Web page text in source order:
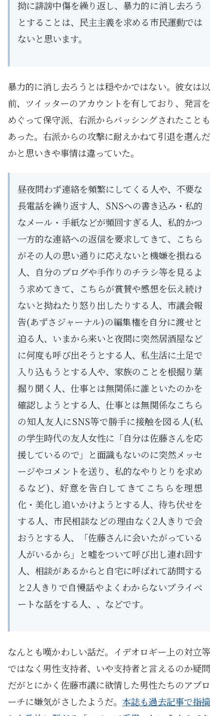
拗に誹謗中傷を繰り返し、暴力的に消し去ろう
とすることは、民主主義を求める市民運動では
ないと思います。
暴力的に消し去ろうとは穏やかではない。彼女は以
前、ツイッターのアカウントを有しており、発言を
めぐって保守派、右派からバッシングされたことも
あった。右派からの攻撃に耐えかねて引退を選んだ
かと思いきや事情は違っていた。
昼夜問わず連絡を頻繁にしてくる人や、不要な
長電話を繰り返す人、SNSへの書き込み・私的
なメール・手紙などが頻回すぎる人、私的かつ
一方的な連絡への返信を要求してきて、こちら
がその人の思い通りに応えないと機嫌を損ねる
人、自分のブログや手作りのチラシ等を見るよ
う求めてきて、こちらが賞賛や感想を伝え続け
ないと拗ねたり怒り出したりする人、市議会報
告(あずさジャーナル)の編集権を自分に渡せと
迫る人、いまから来いと夜間に突然居酒屋など
に何度も呼び出そうとする人、私生活に土足で
入り込もうとする人や、家族のことを根掘り葉
掘り聞く人、仕事とは無関係に誰といたのかを
確認しようとする人、仕事とは無関係なこちら
の知人友人にSNS等で勝手に接触を図る人(私
の学生時代の友人女性に「自分は佐藤さんを応
援しているので」と面識もないのに突然メッセ
ージやコメントを送り、私的なやりとりを求め
るなど)、好意を告白してきてこちらを理想
化・美化し追いかけようとする人、待ち伏せを
する人、市民相談などの理由なく2人きりで会
おうとする人、「佐藤さんに会いたがっている
人がいるから」と嘘をついて呼び出し連れ回す
人、相談があるからと自宅に呼ばれて訪問する
と2人きりで自慢話やよくわからないプライベ
ートな話をする人、、などです。
なんとも嘆かわしい話だ。イデオロギー上の対立等
ではなく男性支持者、いや支持者と言えるのか疑問
だがとにかく佐藤市議に欲情した男性たちのアプロ
ーチに嫌気がさしたようだ。本誌も過去記事で指摘